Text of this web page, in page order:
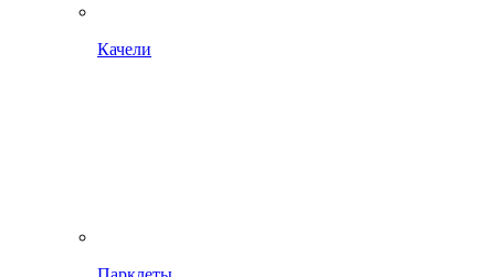
Качели